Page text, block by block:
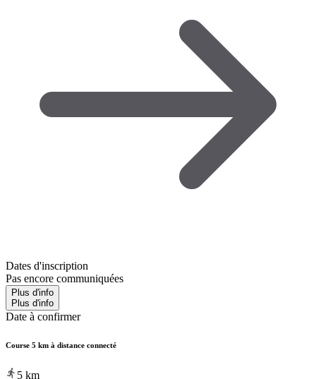
Dates d'inscription
Pas encore communiquées
Plus d'info
Plus d'info
Date à confirmer
Course 5 km à distance connecté
5 km